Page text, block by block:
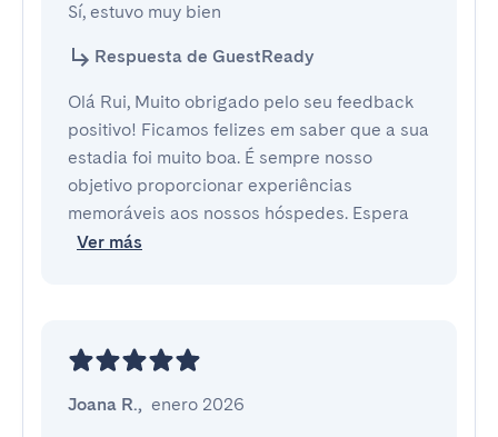
Sí, estuvo muy bien
Respuesta de GuestReady
Olá Rui, Muito obrigado pelo seu feedback
positivo! Ficamos felizes em saber que a sua
estadia foi muito boa. É sempre nosso
objetivo proporcionar experiências
memoráveis aos nossos hóspedes. Espera
Ver más
Joana R., enero 2026